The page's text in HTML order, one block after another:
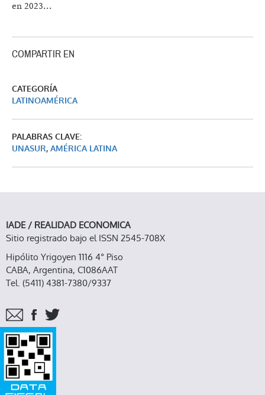
en 2023...
COMPARTIR EN
CATEGORÍA
LATINOAMÉRICA
PALABRAS CLAVE:
UNASUR, AMÉRICA LATINA
IADE / REALIDAD ECONOMICA
Sitio registrado bajo el ISSN 2545-708X
Hipólito Yrigoyen 1116 4° Piso
CABA, Argentina, C1086AAT
Tel. (5411) 4381-7380/9337